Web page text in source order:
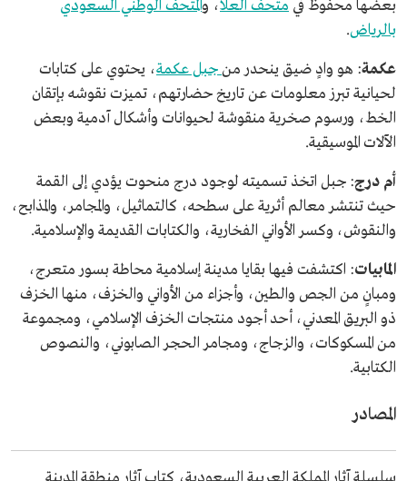
بعضها محفوظ في متحف العلا، والمتحف الوطني السعودي
بالرياض.
عكمة: هو وادٍ ضيق ينحدر منجبل عكمة، يحتوي على كتابات
لحيانية تبرز معلومات عن تاريخ حضارتهم، تميزت نقوشه بإتقان
الخط، ورسوم صخرية منقوشة لحيوانات وأشكال آدمية وبعض
الآلات الموسيقية.
أم درج: جبل اتخذ تسميته لوجود درج منحوت يؤدي إلى القمة
حيث تنتشر معالم أثرية على سطحه، كالتماثيل، والمجامر، والمذابح،
والنقوش، وكسر الأواني الفخارية، والكتابات القديمة والإسلامية.
المابيات: اكتشفت فيها بقايا مدينة إسلامية محاطة بسور متعرج،
ومبانٍ من الجص والطين، وأجزاء من الأواني والخزف، منها الخزف
ذو البريق المعدني، أحد أجود منتجات الخزف الإسلامي، ومجموعة
من المسكوكات، والزجاج، ومجامر الحجر الصابوني، والنصوص
الكتابية.
المصادر